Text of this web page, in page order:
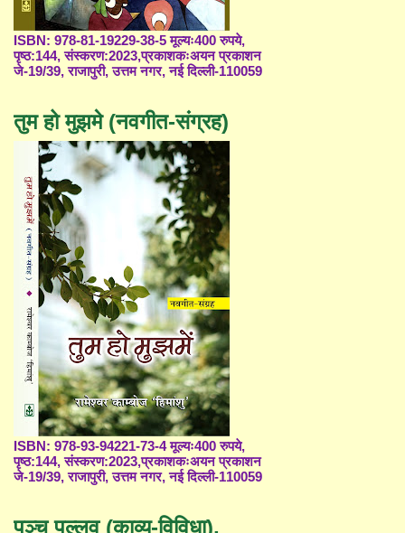
ISBN: 978-81-19229-38-5 मूल्यः400 रुपये,
पृष्ठ:144, संस्करण:2023,प्रकाशकःअयन प्रकाशन
जे-19/39, राजापुरी, उत्तम नगर, नई दिल्ली-110059
तुम हो मुझमे (नवगीत-संग्रह)
ISBN: 978-93-94221-73-4 मूल्यः400 रुपये,
पृष्ठ:144, संस्करण:2023,प्रकाशकःअयन प्रकाशन
जे-19/39, राजापुरी, उत्तम नगर, नई दिल्ली-110059
पञ्च पल्लव (काव्य-विविधा),